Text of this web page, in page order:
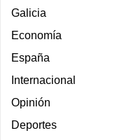
Galicia
Economía
España
Internacional
Opinión
Deportes